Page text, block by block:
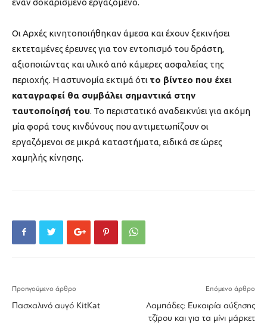
Οι Αρχές κινητοποιήθηκαν άμεσα και έχουν ξεκινήσει
εκτεταμένες έρευνες για τον εντοπισμό του δράστη,
αξιοποιώντας και υλικό από κάμερες ασφαλείας της
περιοχής. Η αστυνομία εκτιμά ότι το βίντεο που έχει
καταγραφεί θα συμβάλει σημαντικά στην
ταυτοποίησή του. Το περιστατικό αναδεικνύει για ακόμη
μία φορά τους κινδύνους που αντιμετωπίζουν οι
εργαζόμενοι σε μικρά καταστήματα, ειδικά σε ώρες
χαμηλής κίνησης.
Προηγούμενο άρθρο
Πασχαλινό αυγό KitKat
Επόμενο άρθρο
Λαμπάδες: Ευκαιρία αύξησης
τζίρου και για τα μίνι μάρκετ